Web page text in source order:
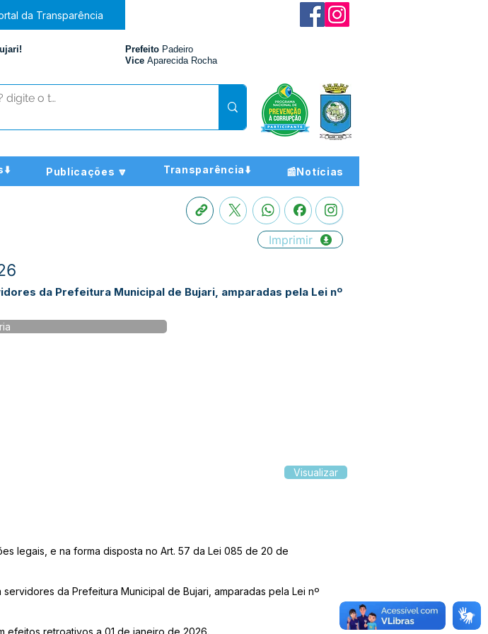
da Transparência
Prefeito Padeiro
Vice Aparecida Rocha
Publicações 🔽 Transparência⬇️ 📰Notícias
Imprimir
da Prefeitura Municipal de Bujari, amparadas pela Lei nº
Visualizar
legais, e na forma disposta no Art. 57 da Lei 085 de 20 de
da Prefeitura Municipal de Bujari, amparadas pela Lei nº
efeitos retroativos a 01 de janeiro de 2026.